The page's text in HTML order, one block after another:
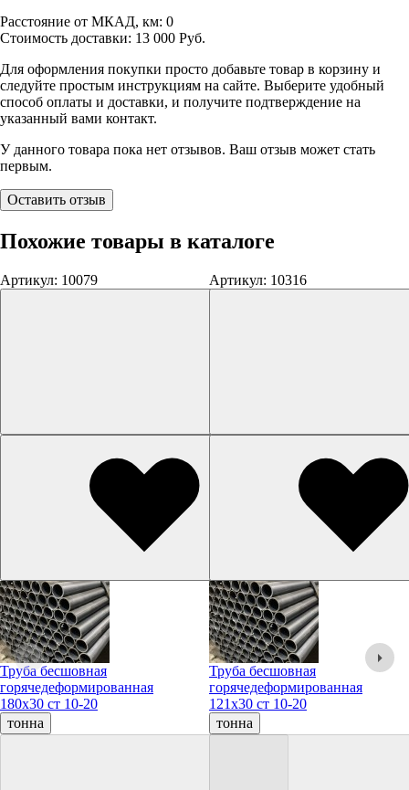
Расстояние от МКАД, км: 0
Стоимость доставки: 13 000 Руб.
Для оформления покупки просто добавьте товар в корзину и
следуйте простым инструкциям на сайте. Выберите удобный
способ оплаты и доставки, и получите подтверждение на
указанный вами контакт.
У данного товара пока нет отзывов. Ваш отзыв может стать
первым.
Оставить отзыв
Похожие товары в каталоге
Артикул: 10079
Труба бесшовная
горячедеформированная
180х30 ст 10-20
тонна
Артикул: 10316
Труба бесшовная
горячедеформированная
121х30 ст 10-20
тонна